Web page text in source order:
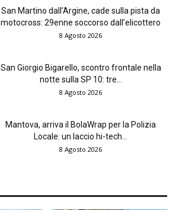
San Martino dall’Argine, cade sulla pista da
motocross: 29enne soccorso dall’elicottero
8 Agosto 2026
San Giorgio Bigarello, scontro frontale nella
notte sulla SP 10: tre...
8 Agosto 2026
Mantova, arriva il BolaWrap per la Polizia
Locale: un laccio hi-tech...
8 Agosto 2026